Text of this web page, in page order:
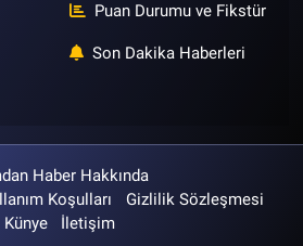
Puan Durumu ve Fikstür
Son Dakika Haberleri
Haber Hakkında
Koşulları
Gizlilik Sözleşmesi
Künye
İletişim